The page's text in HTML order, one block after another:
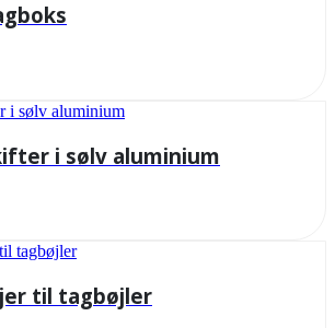
i sølv aluminium
til tagbøjler